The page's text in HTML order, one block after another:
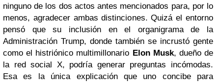
ninguno de los dos actos antes mencionados para, por lo
menos, agradecer ambas distinciones. Quizá el entorno
pensó que su inclusión en el organigrama de la
Administración Trump, donde también se incrustó gente
como el histriónico multimillonario Elon Musk, dueño de
la red social X, podría generar preguntas incómodas.
Esa es la única explicación que uno concibe para